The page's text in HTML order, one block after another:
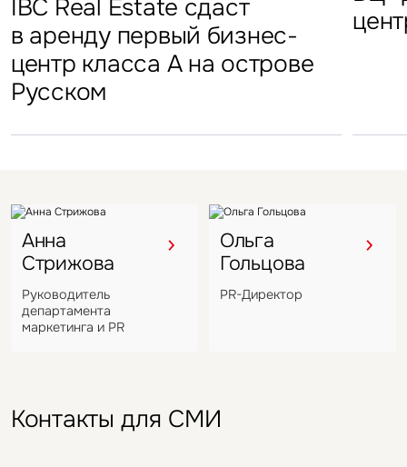
IBC Real Estate сдаст
в аренду первый бизнес-
центр класса А на острове
Русском
«Атлант-Парк»
Новый Crocus Fitness
Петровский парк откроется
в отеле Hyatt Regency
Один из крупнейших
гостиничных комплексов
Подмосковья перешел
под управление компании
Анна
Стрижова
Руководитель
департамента
маркетинга и PR
Ольга
Гольцова
PR-Директор
Контакты для СМИ